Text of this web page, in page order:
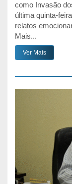
como Invasão
última quinta-
relatos
Mais...
Ver Mais